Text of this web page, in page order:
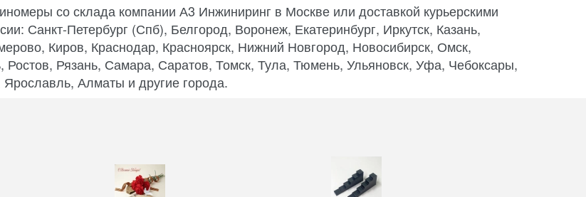
со склада компании А3 Инжиниринг в Москве или доставкой курьерскими
Санкт-Петербург (Спб), Белгород, Воронеж, Екатеринбург, Иркутск, Казань,
Киров, Краснодар, Красноярск, Нижний Новгород, Новосибирск, Омск,
Ростов, Рязань, Самара, Саратов, Томск, Тула, Тюмень, Ульяновск, Уфа, Чебоксары,
Ярославль, Алматы и другие города.